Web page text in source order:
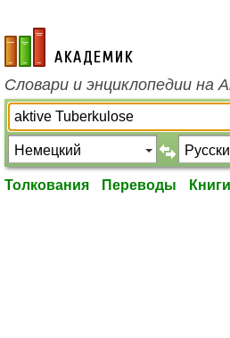
academic.ru
Словари и энциклопедии на
Толкования Переводы Книги